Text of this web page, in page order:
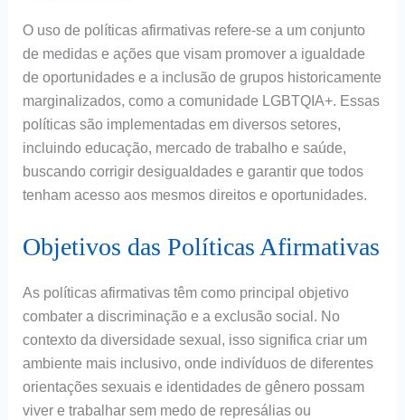
O uso de políticas afirmativas refere-se a um conjunto
de medidas e ações que visam promover a igualdade
de oportunidades e a inclusão de grupos historicamente
marginalizados, como a comunidade LGBTQIA+. Essas
políticas são implementadas em diversos setores,
incluindo educação, mercado de trabalho e saúde,
buscando corrigir desigualdades e garantir que todos
tenham acesso aos mesmos direitos e oportunidades.
Objetivos das Políticas Afirmativas
As políticas afirmativas têm como principal objetivo
combater a discriminação e a exclusão social. No
contexto da diversidade sexual, isso significa criar um
ambiente mais inclusivo, onde indivíduos de diferentes
orientações sexuais e identidades de gênero possam
viver e trabalhar sem medo de represálias ou